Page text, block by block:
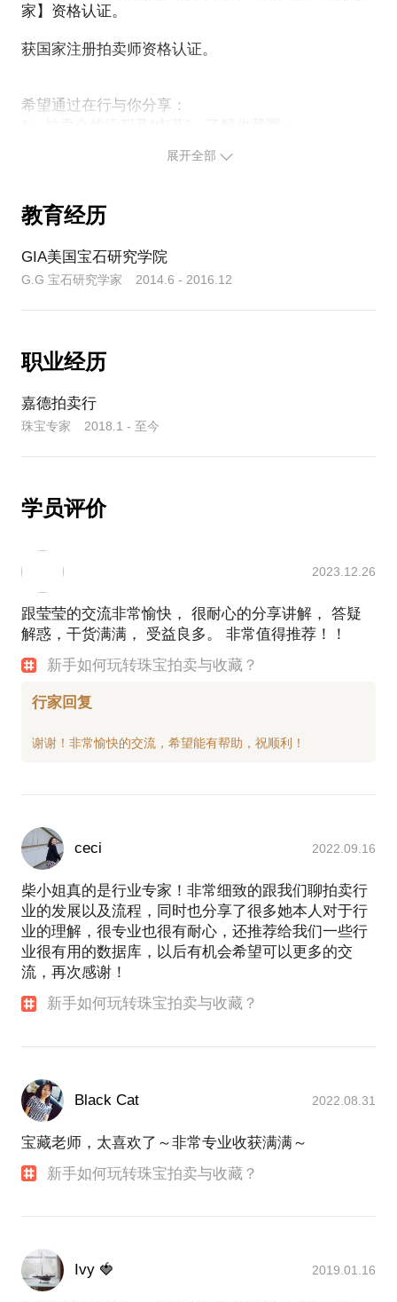
我的珠宝藏品也可以送拍参加拍卖会吗？
我买的珠宝踩坑了，专家老师能不能帮我看看？
想学习珠宝鉴赏，有什么学习途径&书籍推荐？
家】资格认证。
获国家注册拍卖师资格认证。
希望通过在行与你分享：
2）怎么买珠宝更保值、稳赚不亏、甚至能升值？
3）对拍卖行业感兴趣，如何才能加入拍卖行工作？
5）高端珠宝如何收藏与鉴赏？提升艺术审美与眼光，
养成珠宝“好品味”！
展开全部
教育经历
GIA美国宝石研究学院
G.G 宝石研究学家 2014.6 - 2016.12
职业经历
嘉德拍卖行
珠宝专家 2018.1 - 至今
学员评价
2023.12.26
跟莹莹的交流非常愉快， 很耐心的分享讲解， 答疑
解惑，干货满满， 受益良多。 非常值得推荐！！
新手如何玩转珠宝拍卖与收藏？
行家回复
ceci 2022.09.16
柴小姐真的是行业专家！非常细致的跟我们聊拍卖行
业的发展以及流程，同时也分享了很多她本人对于行
业的理解，很专业也很有耐心，还推荐给我们一些行
业很有用的数据库，以后有机会希望可以更多的交
流，再次感谢！
新手如何玩转珠宝拍卖与收藏？
Black Cat 2022.08.31
宝藏老师，太喜欢了～非常专业收获满满～
新手如何玩转珠宝拍卖与收藏？
Ivy 🍓 2019.01.16